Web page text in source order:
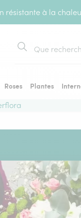
résistante à la
Rechercher
Roses Plantes